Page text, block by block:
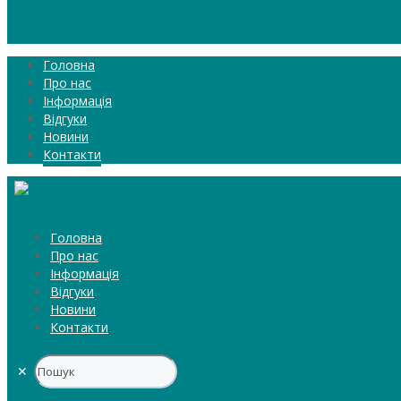
Головна
Про нас
Інформація
Відгуки
Новини
Контакти
Головна
Про нас
Інформація
Відгуки
Новини
Контакти
✕